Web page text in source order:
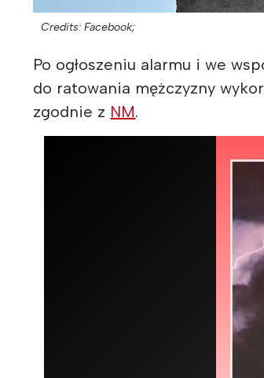
Credits: Facebook;
Po ogłoszeniu alarmu i we
do ratowania mężczyzny
zgodnie z NM.